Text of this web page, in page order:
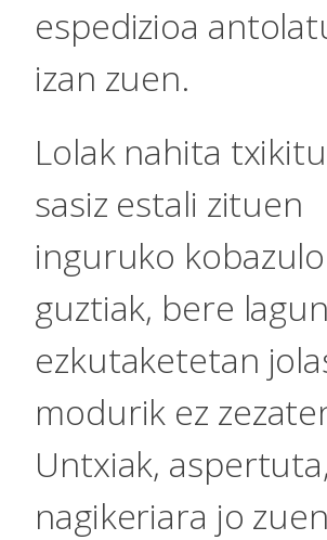
espedizioa
izan zuen.
Lolak nahita
sasiz estali zituen
inguruko kobazulo
guztiak, bere
ezkutaketetan
modurik ez
Untxiak, aspertuta,
nagikeriara jo